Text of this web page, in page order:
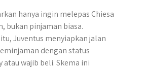
hanya ingin melepas Chiesa
bukan pinjaman biasa.
Juventus menyiapkan jalan
dengan status
wajib beli. Skema ini